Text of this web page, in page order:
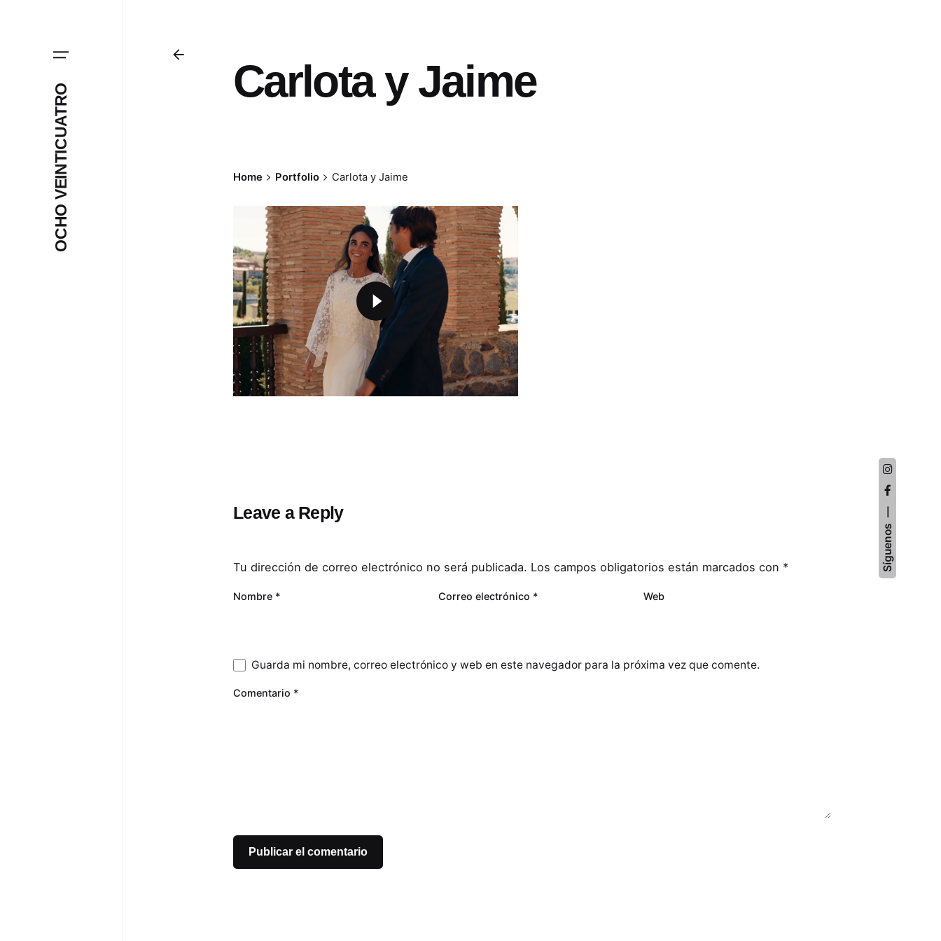
Síguenos
OCHO VEINTICUATRO
Carlota y Jaime
Home Portfolio Carlota y Jaime
Leave a Reply
Tu dirección de correo electrónico no será publicada. Los campos obligatorios están marcados con *
Nombre * Correo electrónico * Web
Guarda mi nombre, correo electrónico y web en este navegador para la próxima vez que comente.
Comentario *